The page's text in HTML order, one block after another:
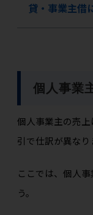
貸・事業主借
個人事業
個人事業主の売
引で仕訳が異なり
ここでは、個人
う。